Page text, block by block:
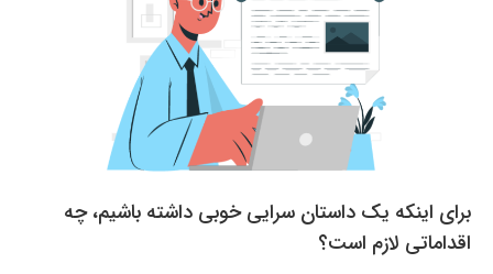
برای اینکه یک داستان سراییخوبی داشته باشیم، چه
اقداماتی لازم است؟